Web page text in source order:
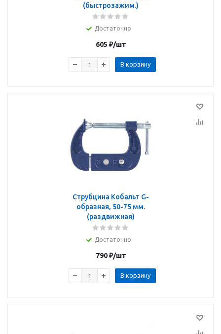
(быстрозажим.)
Достаточно
605 ₽/шт
В корзину
Струбцина Кобальт G-
образная, 50-75 мм.
(раздвижная)
Достаточно
790₽/шт
В корзину